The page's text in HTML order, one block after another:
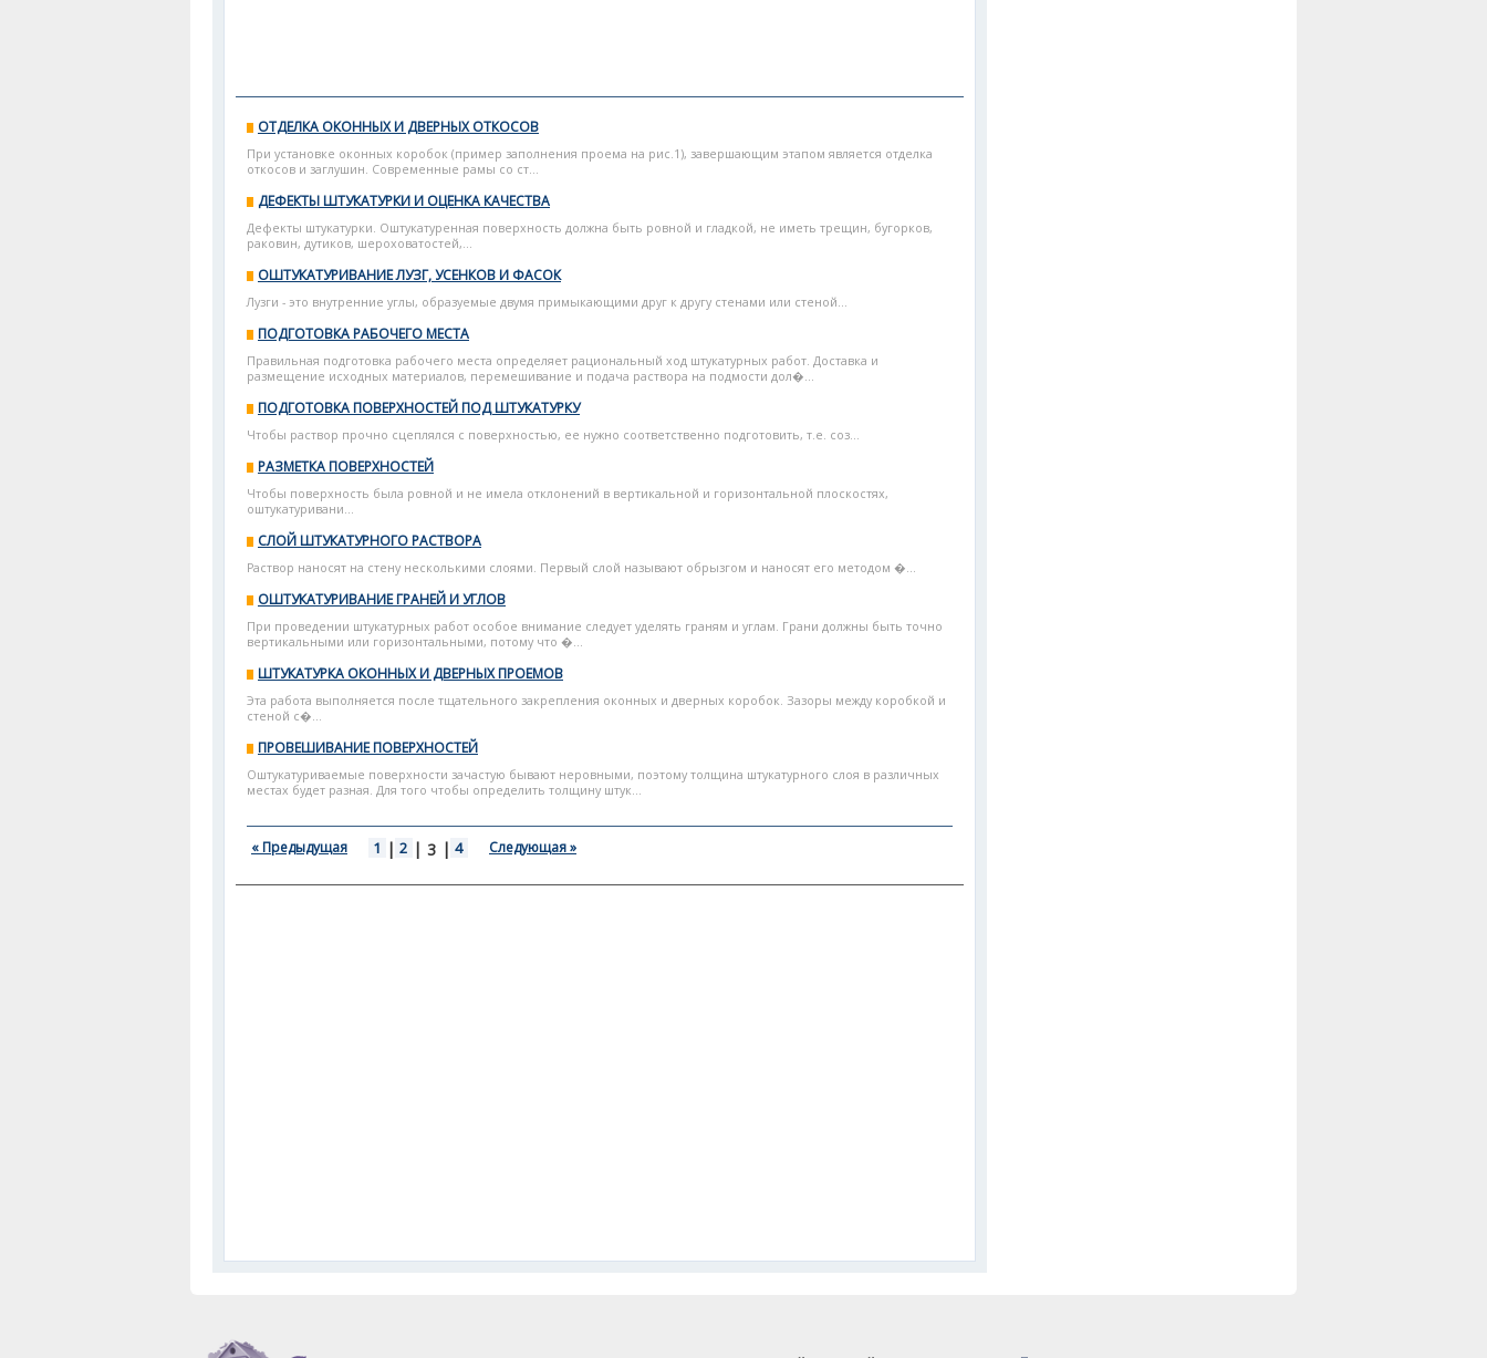
ОТДЕЛКА ОКОННЫХ И ДВЕРНЫХ ОТКОСОВ
При установке оконных коробок (пример заполнения проема на рис.1), завершающим этапом является отделка
откосов и заглушин. Современные рамы со ст...
ДЕФЕКТЫ ШТУКАТУРКИ И ОЦЕНКА КАЧЕСТВА
Дефекты штукатурки. Оштукатуренная поверхность должна быть ровной и гладкой, не иметь трещин, бугорков,
раковин, дутиков, шероховатостей,...
ОШТУКАТУРИВАНИЕ ЛУЗГ, УСЕНКОВ И ФАСОК
Лузги - это внутренние углы, образуемые двумя примыкающими друг к другу стенами или стеной...
ПОДГОТОВКА РАБОЧЕГО МЕСТА
Правильная подготовка рабочего места определяет рациональный ход штукатурных работ. Доставка и
размещение исходных материалов, перемешивание и подача раствора на подмости дол�...
ПОДГОТОВКА ПОВЕРХНОСТЕЙ ПОД ШТУКАТУРКУ
Чтобы раствор прочно сцеплялся с поверхностью, ее нужно соответственно подготовить, т.е. соз...
РАЗМЕТКА ПОВЕРХНОСТЕЙ
Чтобы поверхность была ровной и не имела отклонений в вертикальной и горизонтальной плоскостях,
оштукатуривани...
СЛОЙ ШТУКАТУРНОГО РАСТВОРА
Раствор наносят на стену несколькими слоями. Первый слой называют обрызгом и наносят его методом �...
ОШТУКАТУРИВАНИЕ ГРАНЕЙ И УГЛОВ
При проведении штукатурных работ особое внимание следует уделять граням и углам. Грани должны быть точно
вертикальными или горизонтальными, потому что �...
ШТУКАТУРКА ОКОННЫХ И ДВЕРНЫХ ПРОЕМОВ
Эта работа выполняется после тщательного закрепления оконных и дверных коробок. Зазоры между коробкой и
стеной с�...
ПРОВЕШИВАНИЕ ПОВЕРХНОСТЕЙ
Оштукатуриваемые поверхности зачастую бывают неровными, поэтому толщина штукатурного слоя в различных
местах будет разная. Для того чтобы определить толщину штук...
« Предыдущая 1 | 2 | 3 | 4 Следующая »